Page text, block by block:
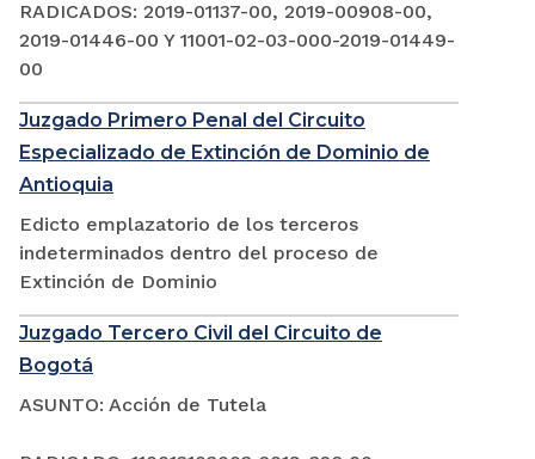
RADICADOS: 2019-01137-00, 2019-00908-00,
2019-01446-00 Y 11001-02-03-000-2019-01449-
00
Juzgado Primero Penal del Circuito
Especializado de Extinción de Dominio de
Antioquia
Edicto emplazatorio de los terceros
indeterminados dentro del proceso de
Extinción de Dominio
Juzgado Tercero Civil del Circuito de
Bogotá
ASUNTO: Acción de Tutela